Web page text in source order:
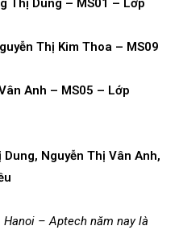
Thị Dung – MS01 – Lớp
Thị Kim Thoa – MS09
Anh – MS05 – Lớp
Nguyễn Thị Vân Anh,
– Aptech năm nay là